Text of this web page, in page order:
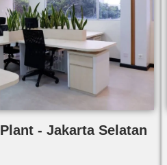
- Jakarta Selatan